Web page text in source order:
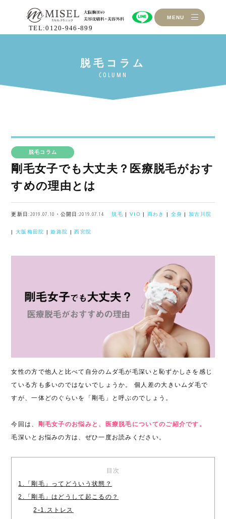
TEL:0120-946-899
MENU
脱毛コラム
剛毛女子でも大丈夫？医療脱毛がおす
すめの理由とは
更新日:2019.07.10・公開日:2019.07.14 脱毛 VIO 両わき 全身 |加古川院
大阪梅田院 |姫路院 西宮院
女性の方で他人と比べて自分のムダ毛が毛深いと恥ずかしさを感じ
ている方も多いのではないでしょうか。 個人差の大きいムダ毛で
すが、一体どのぐらいを「剛毛」と呼ぶのでしょう。
今回は、
剛毛女子のお悩みと、医療脱毛についてのご紹介です。
毛深いとお悩みの方は、ぜひ一度お読みください。
目次
1.「剛毛」ってどういう状態？
2.「剛毛」はどうして起こるの？
2-1.ストレス